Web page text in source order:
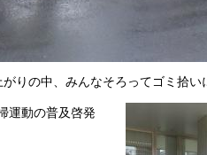
がりの中、みんなそろってゴミ拾い
運動の普及啓発